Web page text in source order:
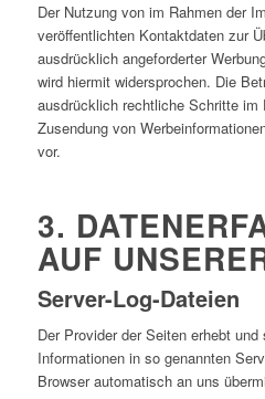
Der Nutzung von im Rahmen der
veröffentlichten Kontaktdaten zur
ausdrücklich angeforderter
wird hiermit widersprochen. Die
ausdrücklich rechtliche Schritte im
Zusendung von
vor.
3.
AUF
Server-Log-Dateien
Der Provider der Seiten erhebt
Informationen in so genannten
Browser automatisch an uns